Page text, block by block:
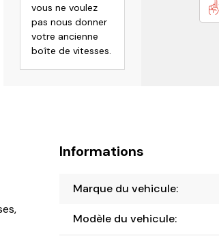
vous ne voulez
pas nous donner
votre ancienne
boîte de vitesses.
Informations
Marque du vehicule:
Modèle du vehicule: